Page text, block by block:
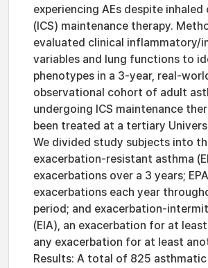
experiencing AEs despite
(ICS) maintenance therapy.
evaluated clinical inflammatory/
variables and lung functions to
phenotypes in a 3-year, real-
observational cohort of adult
undergoing ICS maintenance
been treated at a tertiary
We divided study subjects into
exacerbation-resistant asthma
exacerbations over a 3 years;
exacerbations each year
period; and exacerbation-
(EIA), an exacerbation for at
any exacerbation for at least
Results: A total of 825